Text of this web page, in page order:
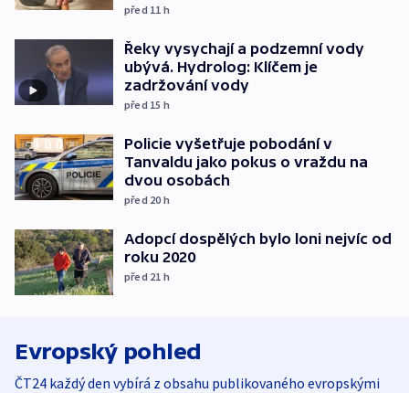
před 11 h
Řeky vysychají a podzemní vody
ubývá. Hydrolog: Klíčem je
zadržování vody
před 15 h
Policie vyšetřuje pobodání v
Tanvaldu jako pokus o vraždu na
dvou osobách
před 20 h
Adopcí dospělých bylo loni nejvíc od
roku 2020
před 21 h
Evropský pohled
ČT24 každý den vybírá z obsahu publikovaného evropskými